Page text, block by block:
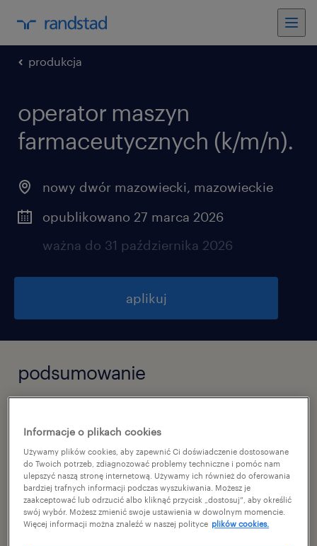
produkcja
operator maszyn
farmaceutycznych (k/m/n).
nowy dwór mazowiecki, mazowieckie
opublikowano 27 marca 2026
ważna do 31 października 2026
aplikuj
podsumowanie
PLN6,000 - PLN7,000 miesięcznie
praca stała
pełen etat
Informacje o plikach cookies
Używamy plików cookies, aby zapewnić Ci doświadczenie dostosowane
do Twoich potrzeb, zdiagnozować problemy techniczne i pomóc nam
ulepszyć naszą stronę internetową. Używamy ich również do oferowania
bardziej trafnych informacji podczas wyszukiwania. Możesz je
zaakceptować lub odrzucić albo kliknąć przycisk „dostosuj”, aby określić
swój wybór. Możesz zmienić swoje ustawienia w dowolnym momencie.
Więcej informacji można znaleźć w naszej polityce plików cookies.